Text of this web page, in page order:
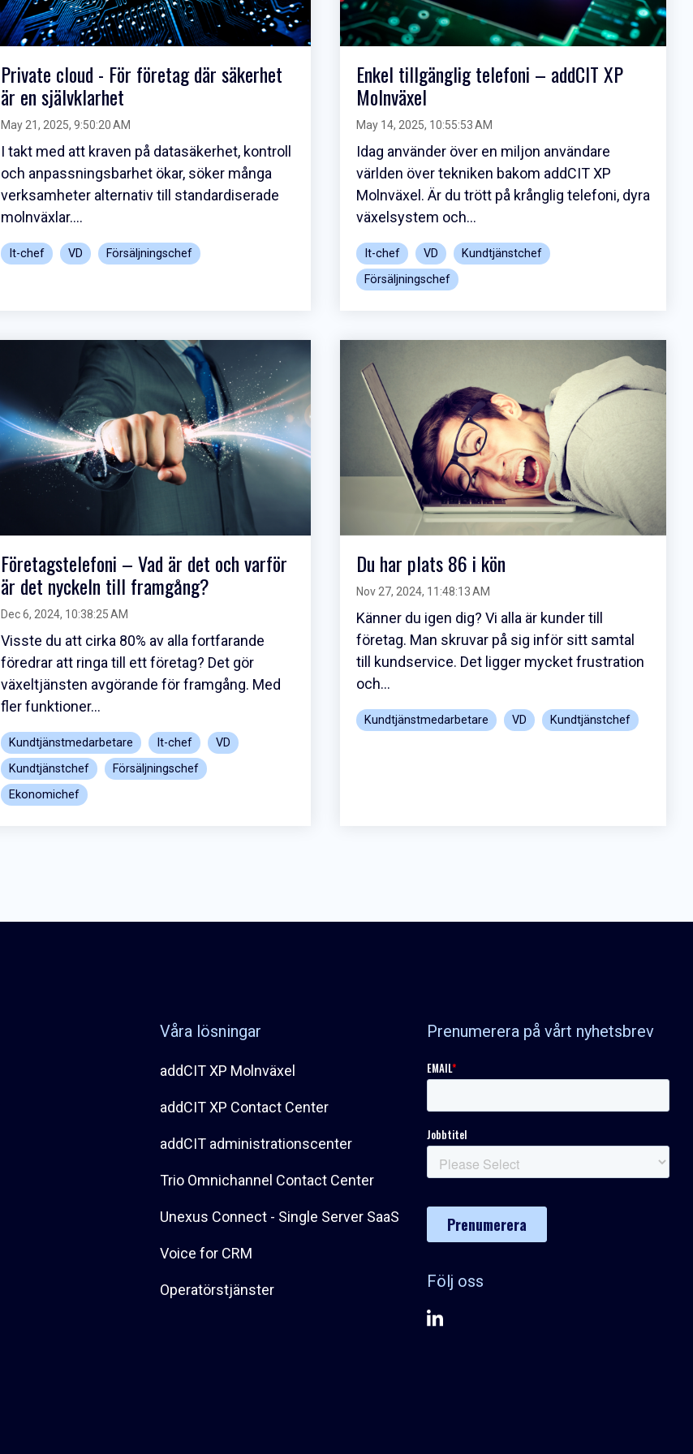
Private cloud - För företag där säkerhet
är en självklarhet
May 21, 2025, 9:50:20 AM
I takt med att kraven på datasäkerhet, kontroll
och anpassningsbarhet ökar, söker många
verksamheter alternativ till standardiserade
molnväxlar....
It-chef VD Försäljningschef
Enkel tillgänglig telefoni – addCIT XP
Molnväxel
May 14, 2025, 10:55:53 AM
Idag använder över en miljon användare
världen över tekniken bakom addCIT XP
Molnväxel. Är du trött på krånglig telefoni, dyra
växelsystem och...
It-chef VD
Kundtjänstchef
Försäljningschef
Företagstelefoni – Vad är det och varför
är det nyckeln till framgång?
Dec 6, 2024, 10:38:25 AM
Visste du att cirka 80% av alla fortfarande
föredrar att ringa till ett företag? Det gör
växeltjänsten avgörande för framgång. Med
fler funktioner...
Kundtjänstmedarbetare It-chef
VD
Kundtjänstchef
Försäljningschef
Ekonomichef
Du har plats 86 i kön
Nov 27, 2024, 11:48:13 AM
Känner du igen dig? Vi alla är kunder till
företag. Man skruvar på sig inför sitt samtal
till kundservice. Det ligger mycket frustration
och...
Kundtjänstmedarbetare VD Kundtjänstchef
Våra lösningar
addCIT XP Molnväxel
addCIT XP Contact Center
addCIT administrationscenter
Trio Omnichannel Contact Center
Unexus Connect - Single Server SaaS
Voice for CRM
Operatörstjänster
Prenumerera på vårt nyhetsbrev
Följ oss